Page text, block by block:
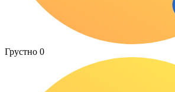
Грустно 0